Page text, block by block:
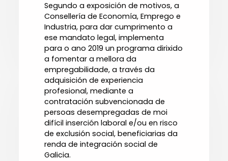
Segundo a exposición de motivos, a
Consellería de Economía, Emprego e
Industria, para dar cumprimento a
ese mandato legal, implementa
para o ano 2019 un programa dirixido
a fomentar a mellora da
empregabilidade, a través da
adquisición de experiencia
profesional, mediante a
contratación subvencionada de
persoas desempregadas de moi
difícil inserción laboral e/ou en risco
de exclusión social, beneficiarias da
renda de integración social de
Galicia.